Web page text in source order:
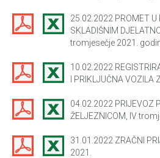
25.02.2022 PROMET U
SKLADIŠNIM
tromjesečje 2021.
10.02.2022
I PRIKLJUČNA VOZILA
04.02.2022 PRIJEVOZ
ŽELJEZNICOM, IV
31.01.2022 ZRAČNI
2021.